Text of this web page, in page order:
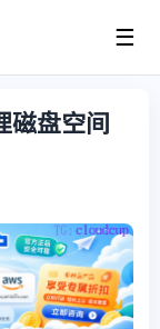
☰
磁盘空间